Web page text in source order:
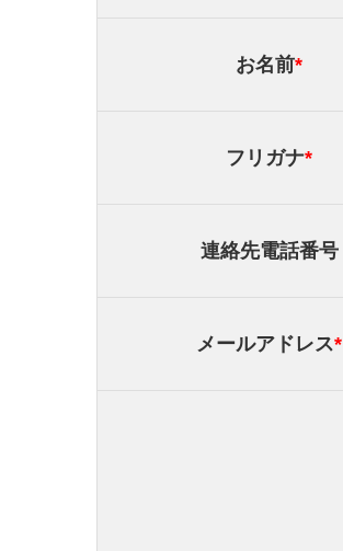
お名前*
フリガナ*
連絡先電話番号
メールアドレス*